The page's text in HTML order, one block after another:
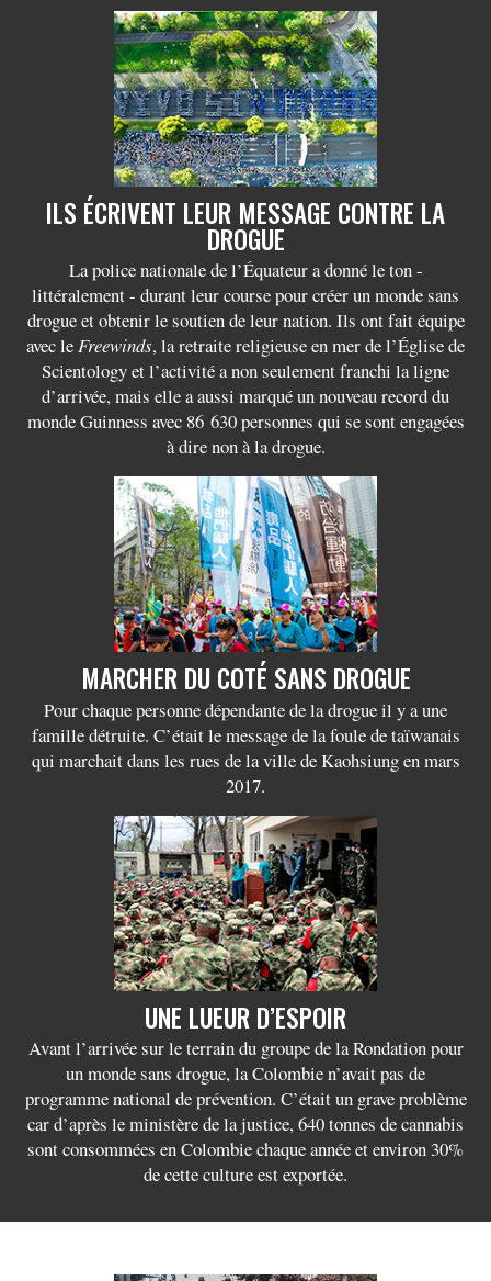
ILS ÉCRIVENT LEUR MESSAGE CONTRE LA
DROGUE
La police nationale de l’Équateur a donné le ton -
littéralement - durant leur course pour créer un monde sans
drogue et obtenir le soutien de leur nation. Ils ont fait équipe
avec leFreewinds, la retraite religieuse en mer de l’Église de
Scientology et l’activité a non seulement franchi la ligne
d’arrivée, mais elle a aussi marqué un nouveau record du
monde Guinness avec 86 630 personnes qui se sont engagées
à dire non à la drogue.
MARCHER DU COTÉ SANS DROGUE
Pour chaque personne dépendante de la drogue il y a une
famille détruite. C’était le message de la foule de taïwanais
qui marchait dans les rues de la ville de Kaohsiung en mars
2017.
UNE LUEUR D’ESPOIR
Avant l’arrivée sur le terrain du groupe de la Rondation pour
un monde sans drogue, la Colombie n’avait pas de
programme national de prévention. C’était un grave problème
car d’après le ministère de la justice, 640 tonnes de cannabis
sont consommées en Colombie chaque année et environ 30%
de cette culture est exportée.